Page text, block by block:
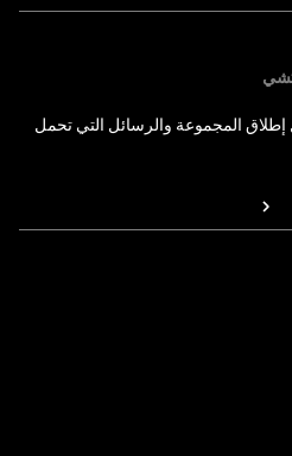
المجموعة والرسائل التي تحمل